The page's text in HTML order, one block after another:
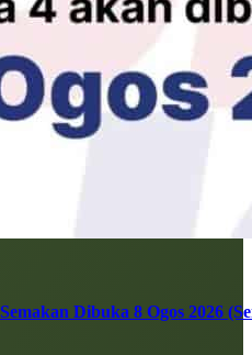
Dibuka 8 Ogos 2026